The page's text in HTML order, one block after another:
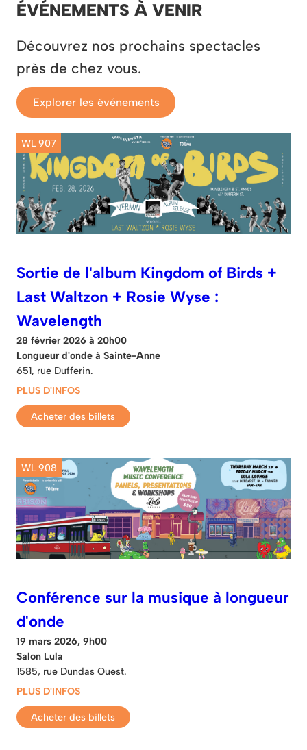
ÉVÉNEMENTS À VENIR
Découvrez nos prochains spectacles
près de chez vous.
Explorer les événements
WL 907
Sortie de l'album Kingdom of Birds +
Last Waltzon + Rosie Wyse :
Wavelength
28 février 2026 à 20h00
Longueur d'onde à Sainte-Anne
651, rue Dufferin.
PLUS D'INFOS
Acheter des billets
WL 908
Conférence sur la musique à longueur
d'onde
19 mars 2026, 9h00
Salon Lula
1585, rue Dundas Ouest.
PLUS D'INFOS
Acheter des billets